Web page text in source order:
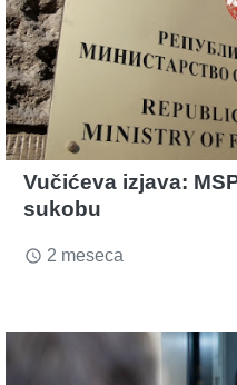
Vučićeva izjava:
sukobu
access_time 2 meseca